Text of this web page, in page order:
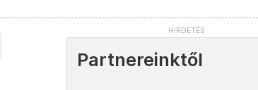
Partnereinktől